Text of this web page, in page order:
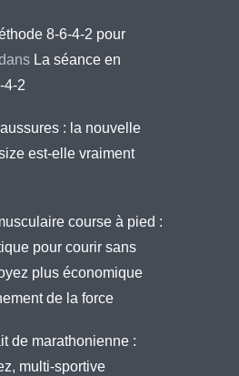
8-6-4-2 pour
La séance en
4-2
: la nouvelle
est-elle vraiment
course à pied :
pour courir sans
plus économique
de la force
de marathonienne :
multi-sportive